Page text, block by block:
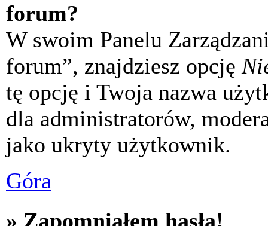
forum?
W swoim Panelu
forum”, znajdziesz opcję
tę opcję i Twoja nazwa
dla administratorów,
jako ukryty użytkownik.
Góra
» Zapomniałem hasła!